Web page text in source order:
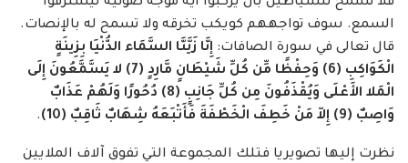
السمع. سوف تواجههم كويكب تخرقه ولا تسمح له بالإنصات.
قال تعالى في سورة الصافات: إِنَّا زَيَّنَّا السَّمَاء الدُّنْيَا بِزِينَةٍ
الْكَوَاكِبِ (6) وَحِفْظًا مِّن كُلِّ شَيْطَانٍ مَّارِدٍ (7) لا يَسَّمَّعُونَ إِلَى
الْمَلا الأَعْلَى وَيُقْذَفُونَ مِن كُلِّ جَانِبٍ (8) دُحُورًا وَلَهُمْ عَذَابٌ
وَاصِبٌ (9) إِلاّ مَنْ خَطِفَ الْخَطْفَةَ فَأَتْبَعَهُ شِهَابٌ ثَاقِبٌ (10)
.
نظرت إليها تصويريا فتلك المجموعة التي تفوق آلاف الملايين